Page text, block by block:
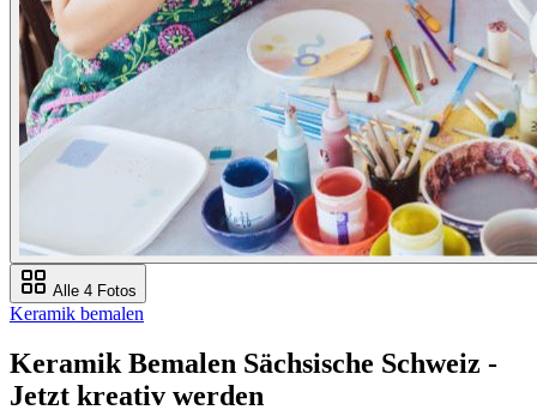
Alle 4 Fotos
Keramik bemalen
Keramik Bemalen Sächsische Schweiz -
Jetzt kreativ werden